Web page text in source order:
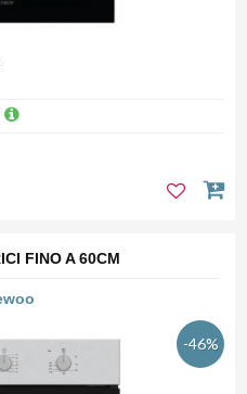
FINO A 60CM
-46%